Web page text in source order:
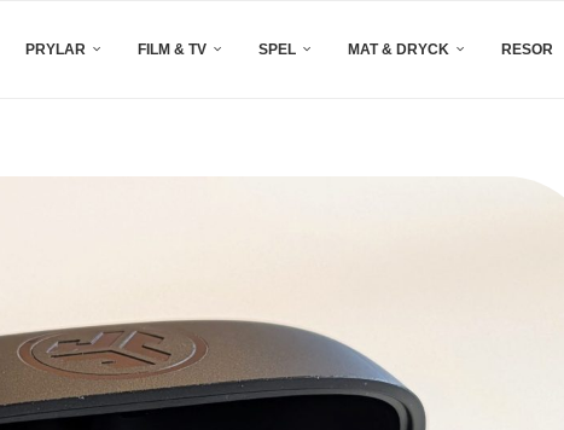
PRYLAR FILM & TV SPEL MAT & DRYCK RESOR